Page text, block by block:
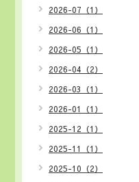
2026-07（1）
2026-06（1）
2026-05（1）
2026-04（2）
2026-03（1）
2026-01（1）
2025-12（1）
2025-11（1）
2025-10（2）